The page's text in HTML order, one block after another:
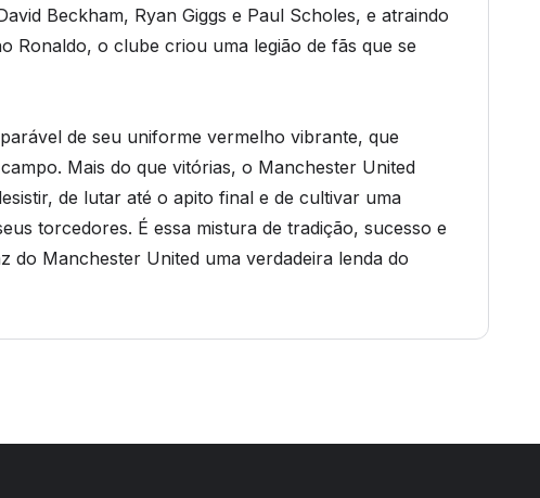
Beckham, Ryan Giggs e Paul Scholes, e atraindo
Ronaldo, o clube criou uma legião de fãs que se
de seu uniforme vermelho vibrante, que
Mais do que vitórias, o Manchester United
de lutar até o apito final e de cultivar uma
torcedores. É essa mistura de tradição, sucesso e
do Manchester United uma verdadeira lenda do